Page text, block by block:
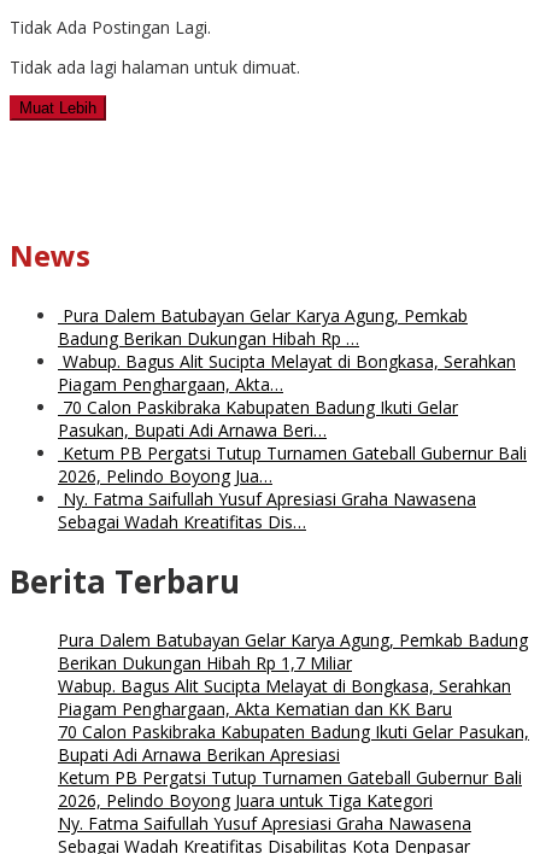
Tidak Ada Postingan Lagi.
Tidak ada lagi halaman untuk dimuat.
Muat Lebih
News
Pura Dalem Batubayan Gelar Karya Agung, Pemkab
Badung Berikan Dukungan Hibah Rp …
Wabup. Bagus Alit Sucipta Melayat di Bongkasa, Serahkan
Piagam Penghargaan, Akta…
70 Calon Paskibraka Kabupaten Badung Ikuti Gelar
Pasukan, Bupati Adi Arnawa Beri…
Ketum PB Pergatsi Tutup Turnamen Gateball Gubernur Bali
2026, Pelindo Boyong Jua…
Ny. Fatma Saifullah Yusuf Apresiasi Graha Nawasena
Sebagai Wadah Kreatifitas Dis…
Berita Terbaru
Pura Dalem Batubayan Gelar Karya Agung, Pemkab Badung
Berikan Dukungan Hibah Rp 1,7 Miliar
Wabup. Bagus Alit Sucipta Melayat di Bongkasa, Serahkan
Piagam Penghargaan, Akta Kematian dan KK Baru
70 Calon Paskibraka Kabupaten Badung Ikuti Gelar Pasukan,
Bupati Adi Arnawa Berikan Apresiasi
Ketum PB Pergatsi Tutup Turnamen Gateball Gubernur Bali
2026, Pelindo Boyong Juara untuk Tiga Kategori
Ny. Fatma Saifullah Yusuf Apresiasi Graha Nawasena
Sebagai Wadah Kreatifitas Disabilitas Kota Denpasar